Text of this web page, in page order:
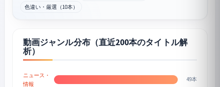
色違い・厳選（10本）
動画ジャンル分布（直近200本のタイトル解
析）
ニュース・
情報
49本